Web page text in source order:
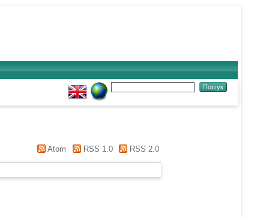
Atom RSS 1.0 RSS 2.0